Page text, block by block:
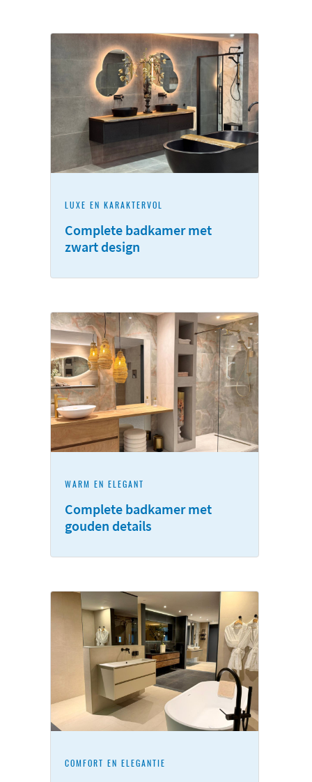
LUXE EN KARAKTERVOL
Complete badkamer met
zwart design
WARM EN ELEGANT
Complete badkamer met
gouden details
COMFORT EN ELEGANTIE